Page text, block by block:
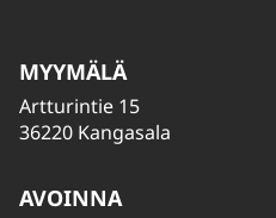
MYYMÄLÄ
Artturintie 15
36220 Kangasala
AVOINNA